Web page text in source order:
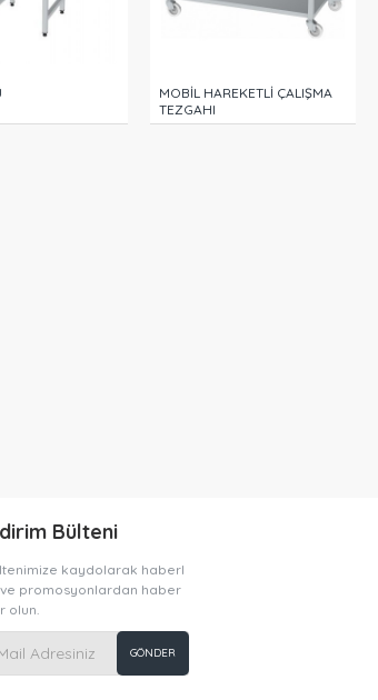
MOBİL HAREKETLİ ÇALIŞMA
TEZGAHI
Bülteni
kaydolarak haberl
promosyonlardan haber
olun.
GÖNDER